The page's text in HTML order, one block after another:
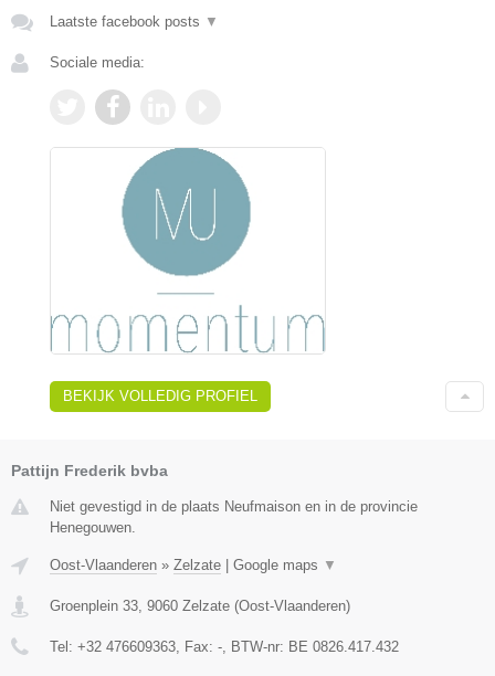
Laatste facebook posts ▼
Sociale media:
BEKIJK VOLLEDIG PROFIEL
Pattijn Frederik bvba
Niet gevestigd in de plaats Neufmaison en in de provincie
Henegouwen.
Oost-Vlaanderen » Zelzate | Google maps ▼
Groenplein 33 9060 Zelzate (Oost-Vlaanderen)
Tel: +32 476609363 , Fax: - , BTW-nr: BE 0826.417.432